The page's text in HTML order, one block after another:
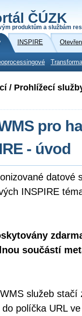
ČÚZK
produktům a službám
INSPIRE
/ Prohlížecí
pro
- úvod
datové
INSPIRE
součástí
služeb
políčka URL